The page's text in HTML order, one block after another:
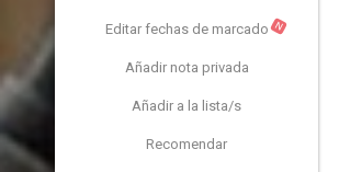
Editar fechas de marcado N
Añadir nota privada
Añadir a la lista/s
Recomendar